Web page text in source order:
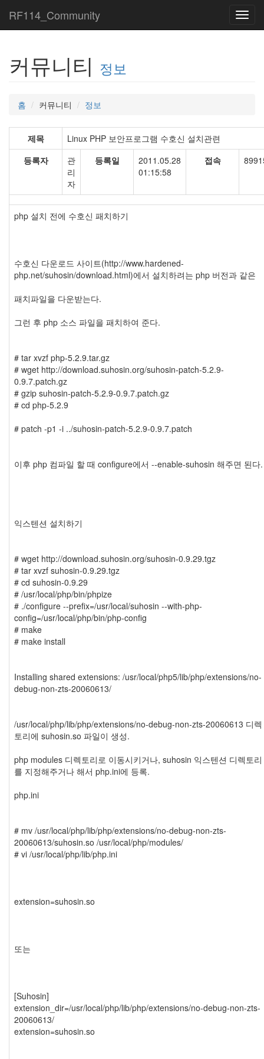
RF114_Community
커뮤니티 정보
홈 커뮤니티 정보
제목
Linux PHP 보안프로그램 수호신 설치관련
등록자
관
리
자
등록일
2011.05.28
01:15:58
접속
php 설치 전에 수호신 패치하기
수호신 다운로드 사이트(http://www.hardened-
php.net/suhosin/download.html)에서 설치하려는 php 버전과 같은
패치파일을 다운받는다.
그런 후 php 소스 파일을 패치하여 준다.
# tar xvzf php-5.2.9.tar.gz
# wget http://download.suhosin.org/suhosin-patch-5.2.9-
0.9.7.patch.gz
# gzip suhosin-patch-5.2.9-0.9.7.patch.gz
# cd php-5.2.9
# patch -p1 -i ../suhosin-patch-5.2.9-0.9.7.patch
이후 php 컴파일 할 때 configure에서 --enable-suhosin 해주면 된다.
익스텐션 설치하기
# wget http://download.suhosin.org/suhosin-0.9.29.tgz
# tar xvzf suhosin-0.9.29.tgz
# cd suhosin-0.9.29
# /usr/local/php/bin/phpize
# ./configure --prefix=/usr/local/suhosin --with-php-
config=/usr/local/php/bin/php-config
# make
# make install
Installing shared extensions: /usr/local/php5/lib/php/extensions/no-
debug-non-zts-20060613/
/usr/local/php/lib/php/extensions/no-debug-non-zts-20060613 디렉
토리에 suhosin.so 파일이 생성.
php modules 디렉토리로 이동시키거나, suhosin 익스텐션 디렉토리
를 지정해주거나 해서 php.ini에 등록.
php.ini
# mv /usr/local/php/lib/php/extensions/no-debug-non-zts-
20060613/suhosin.so /usr/local/php/modules/
# vi /usr/local/php/lib/php.ini
extension=suhosin.so
또는
[Suhosin]
extension_dir=/usr/local/php/lib/php/extensions/no-debug-non-zts-
20060613/
extension=suhosin.so